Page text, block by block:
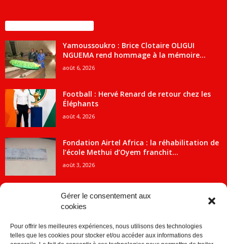
Gérer le consentement aux
cookies
Pour offrir les meilleures expériences, nous utilisons des technologies
telles que les cookies pour stocker et/ou accéder aux informations des
Yamoussoukro : Brice Clotaire OLIGUI
NGUEMA rend hommage à la mémoire...
août 6, 2026
Football : Hervé Renard de retour chez les
Éléphants
août 4, 2026
Fondation Airtel Africa : la réhabilitation de
l’école Methui d’Oyem franchit...
août 3, 2026
ACTUALITES
2091